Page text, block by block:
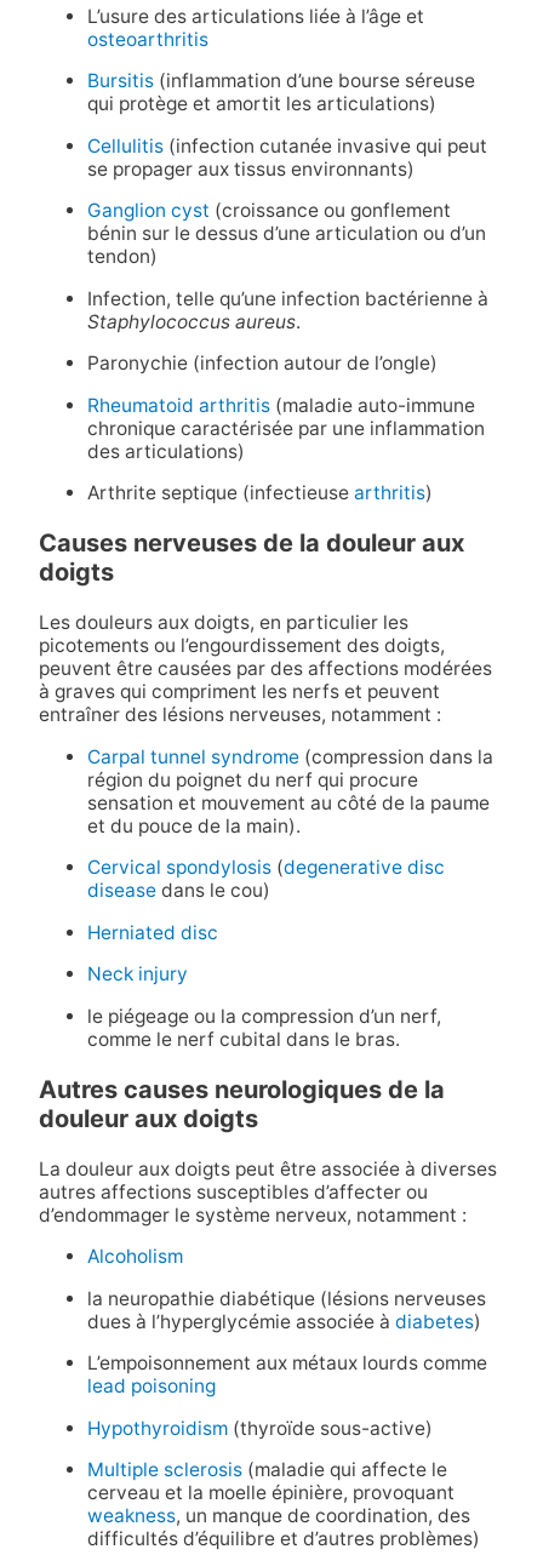
L’usure des articulations liée à l’âge et
osteoarthritis
Bursitis(inflammation d’une bourse séreuse
qui protège et amortit les articulations)
Cellulitis(infection cutanée invasive qui peut
se propager aux tissus environnants)
Ganglion cyst (croissance ou gonflement
bénin sur le dessus d’une articulation ou d’un
tendon)
Infection, telle qu’une infection bactérienne à
Staphylococcus aureus.
Paronychie (infection autour de l’ongle)
Rheumatoid arthritis(maladie auto-immune
chronique caractérisée par une inflammation
des articulations)
Arthrite septique (infectieuse arthritis)
Causes nerveuses de la douleur aux
doigts
Les douleurs aux doigts, en particulier les
picotements ou l’engourdissement des doigts,
peuvent être causées par des affections modérées
à graves qui compriment les nerfs et peuvent
entraîner des lésions nerveuses, notamment :
Carpal tunnel syndrome(compression dans la
région du poignet du nerf qui procure
sensation et mouvement au côté de la paume
et du pouce de la main).
Cervical spondylosis(degenerative disc
diseasedans le cou)
Herniated disc
Neck injury
le piégeage ou la compression d’un nerf,
comme le nerf cubital dans le bras.
Autres causes neurologiques de la
douleur aux doigts
La douleur aux doigts peut être associée à diverses
autres affections susceptibles d’affecter ou
d’endommager le système nerveux, notamment :
Alcoholism
la neuropathie diabétique (lésions nerveuses
dues à l’hyperglycémie associée à diabetes)
L’empoisonnement aux métaux lourds comme
lead poisoning
Hypothyroidism(thyroïde sous-active)
Multiple sclerosis(maladie qui affecte le
cerveau et la moelle épinière, provoquant
weakness, un manque de coordination, des
difficultés d’équilibre et d’autres problèmes)